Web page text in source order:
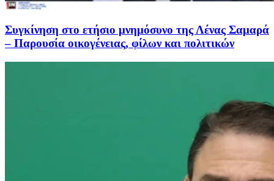
Συγκίνηση στο ετήσιο μνημόσυνο της Λένας Σαμαρά
– Παρουσία οικογένειας, φίλων και πολιτικών